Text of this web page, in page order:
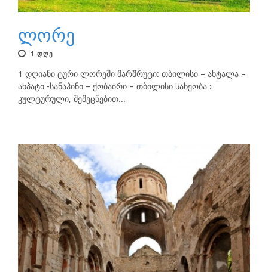
ლორე
1 ᲓᲦᲔ
1 დღიანი ტური ლორეში მარშრუტი: თბილისი – ახტალა –
ახპატი -სანაჰინი – ქობაირი – თბილისი სახეობა :
კულტურული, შემეცნებით...